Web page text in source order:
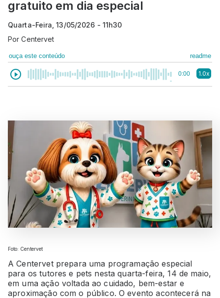
gratuito em dia especial
Quarta-Feira, 13/05/2026 - 11h30
PorCentervet
ouça este conteúdo readme
0:00 1.0x
Foto: Centervet
A Centervet prepara uma programação especial
para os tutores e pets nesta quarta-feira, 14 de maio,
em uma ação voltada ao cuidado, bem-estar e
aproximação com o público. O evento acontecerá na